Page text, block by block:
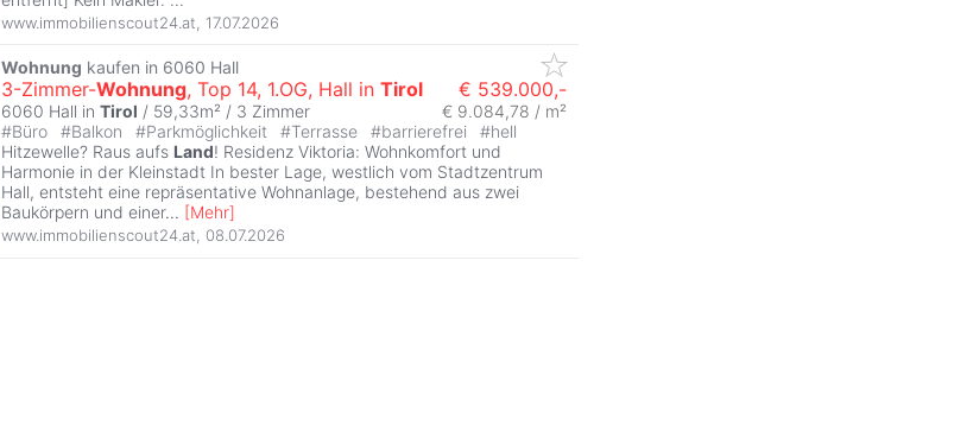
www.immobilienscout24.at 17.07.2026
Wohnung kaufen in 6060 Hall
3-Zimmer-Wohnung, Top 14, 1.OG, Hall in Tirol € 539.000,-
6060 Hall in Tirol / 59,33m² / 3 Zimmer
€ 9.084,78 / m²
#Büro #Balkon #Parkmöglichkeit #Terrasse #barrierefrei #hell
Hitzewelle? Raus aufs Land! Residenz Viktoria: Wohnkomfort und
Harmonie in der Kleinstadt In bester Lage, westlich vom Stadtzentrum
Hall, entsteht eine repräsentative Wohnanlage, bestehend aus zwei
Baukörpern und einer... [Mehr]
www.immobilienscout24.at 08.07.2026